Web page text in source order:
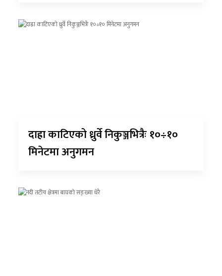
दाह्रा काटिएको ध्रुर्वे निकुञ्जभित्रैः १०÷१०
मिनेटमा अनुगमन